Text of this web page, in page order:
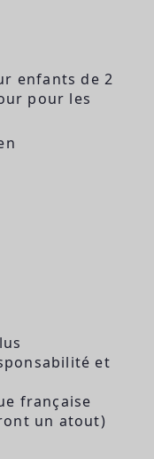
enfants de 2
pour les
et
française
un atout)